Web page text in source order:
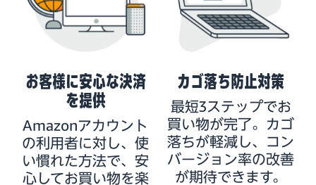
お客様に安心な決済
を提供
Amazonアカウント
の利用者に対し、使
い慣れた方法で、安
心してお買い物を楽
カゴ落ち防止対策
最短3ステップでお
買い物が完了。カゴ
落ちが軽減し、コン
バージョン率の改善
が期待できます。